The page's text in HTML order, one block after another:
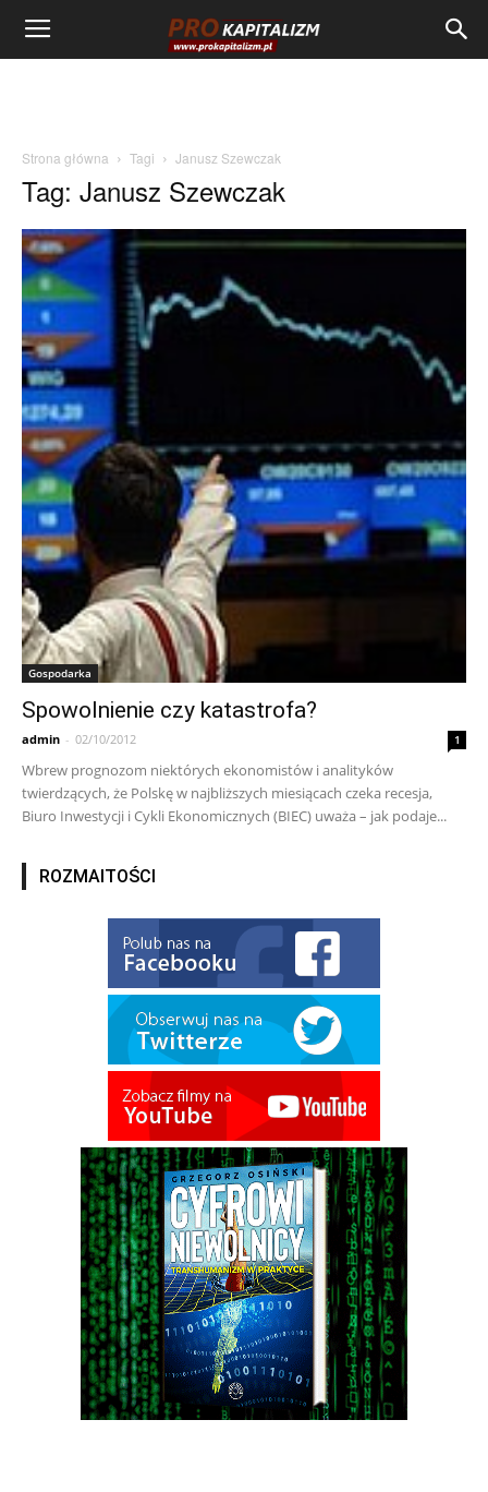
Strona główna Tagi Janusz Szewczak
Tag: Janusz Szewczak
Gospodarka
Spowolnienie czy katastrofa?
admin - 02/10/2012 1
Wbrew prognozom niektórych ekonomistów i analityków
twierdzących, że Polskę w najbliższych miesiącach czeka recesja,
Biuro Inwestycji i Cykli Ekonomicznych (BIEC) uważa – jak podaje...
ROZMAITOŚCI